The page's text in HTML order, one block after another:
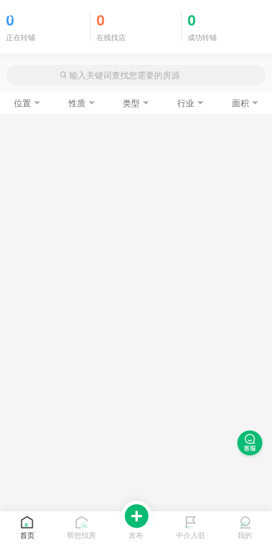
0
正在转铺
0
在线找店
0
成功转铺
位置 性质 类型 行业 面积
首页 帮您找房 发布 中介入驻 我的